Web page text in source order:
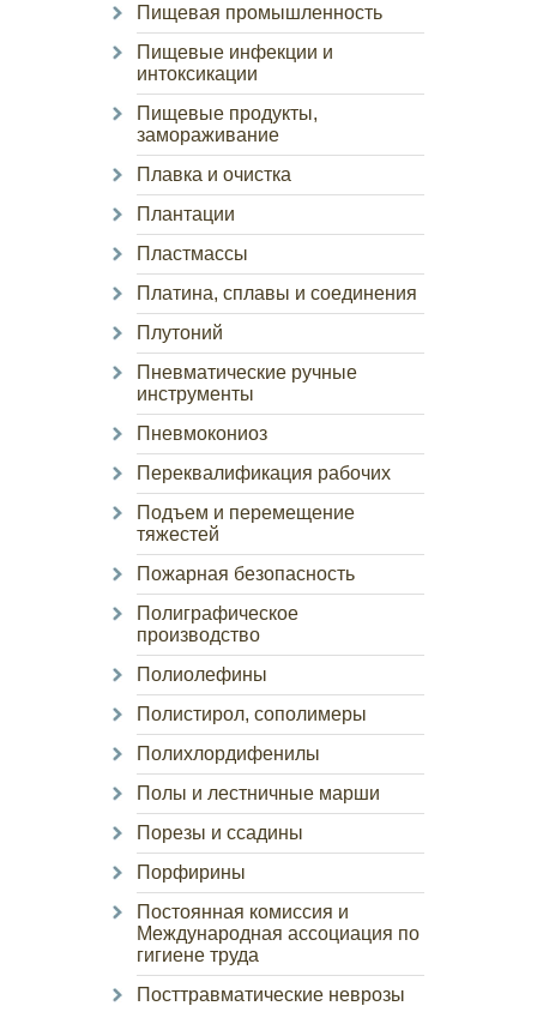
Пищевая промышленность
Пищевые инфекции и
интоксикации
Пищевые продукты,
замораживание
Плавка и очистка
Плантации
Пластмассы
Платина, сплавы и соединения
Плутоний
Пневматические ручные
инструменты
Пневмокониоз
Переквалификация рабочих
Подъем и перемещение
тяжестей
Пожарная безопасность
Полиграфическое
производство
Полиолефины
Полистирол, сополимеры
Полихлордифенилы
Полы и лестничные марши
Порезы и ссадины
Порфирины
Постоянная комиссия и
Международная ассоциация по
гигиене труда
Посттравматические неврозы